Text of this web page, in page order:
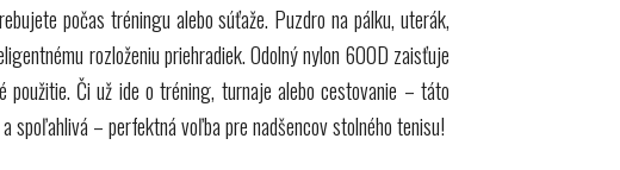
počas tréningu alebo súťaže. Puzdro na pálku, uterák,
rozloženiu priehradiek. Odolný nylon 600D zaisťuje
Či už ide o tréning, turnaje alebo cestovanie – táto
– perfektná voľba pre nadšencov stolného tenisu!